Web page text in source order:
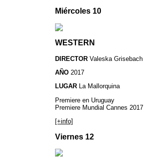
Miércoles 10
WESTERN
DIRECTOR Valeska Grisebach
AÑO 2017
LUGAR La Mallorquina
Premiere en Uruguay
Premiere Mundial Cannes 2017
[+info]
Viernes 12